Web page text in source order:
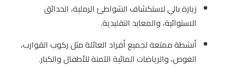
زيارة بالي لاستكشاف الشواطئ الرملية، الحدائق
الاستوائية، والمعابد التقليدية.
أنشطة ممتعة لجميع أفراد العائلة مثل ركوب القوارب،
الغوص، والرياضات المائية الآمنة للأطفال والكبار.